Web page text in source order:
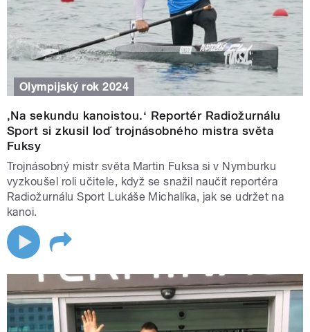
Olympijský rok 2024
‚Na sekundu kanoistou.‘ Reportér Radiožurnálu
Sport si zkusil loď trojnásobného mistra světa
Fuksy
Trojnásobný mistr světa Martin Fuksa si v Nymburku
vyzkoušel roli učitele, když se snažil naučit reportéra
Radiožurnálu Sport Lukáše Michalíka, jak se udržet na
kanoi.